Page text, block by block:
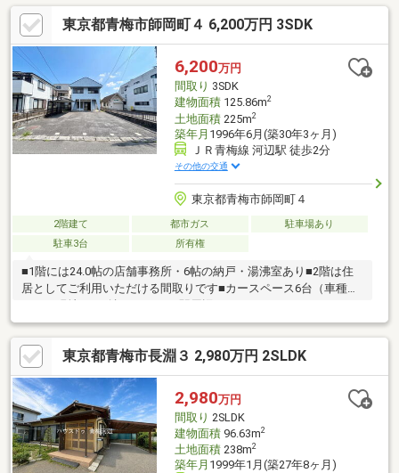
アまで徒歩約8分
東京都青梅市師岡町４ 6,200万円 3SDK
6,200万円
間取り 3SDK
建物面積125.86m2
土地面積225m2
築年月 1996年6月(築30年3ヶ月)
ＪＲ青梅線 河辺駅 徒歩2分
その他の交通
東京都青梅市師岡町４
2階建て 都市ガス
駐車場あり
駐車3台
所有権
■1階には24.0帖の店舗事務所・6帖の納戸・湯沸室あり■2階は住
居としてご利用いただける間取りです■カースペース6台（車種に
イアル西友などありお買い物施設充実のエリア■ぜひ一度ご内見
ください
東京都青梅市長淵３ 2,980万円 2SLDK
2,980万円
間取り 2SLDK
建物面積96.63m2
土地面積238m2
築年月 1999年1月(築27年8ヶ月)